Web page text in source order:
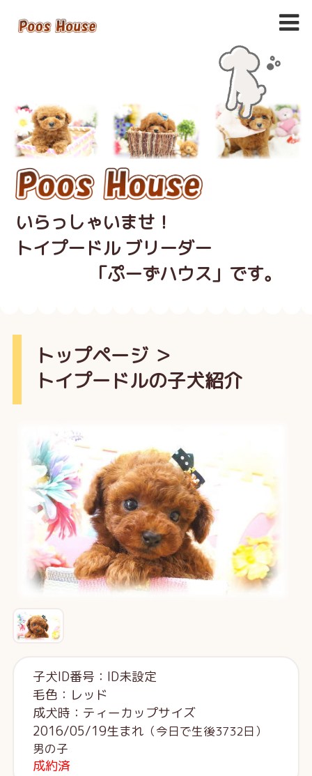
いらっしゃいませ！
トイプードル ブリーダー
「ぷーずハウス」です。
トップページ＞
トイプードルの子犬紹介
子犬ID番号：ID未設定
毛色：レッド
成犬時：ティーカップサイズ
2016/05/19生まれ （今日で生後3732日）
男の子
成約済